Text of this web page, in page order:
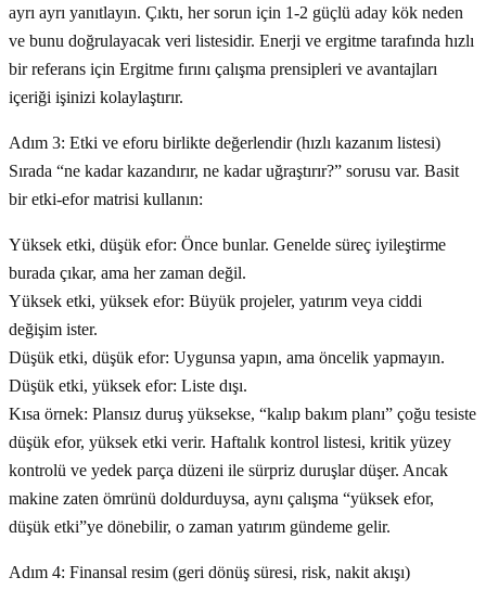
ayrı ayrı yanıtlayın. Çıktı, her sorun için 1-2 güçlü aday kök neden
ve bunu doğrulayacak veri listesidir. Enerji ve ergitme tarafında hızlı
bir referans için Ergitme fırını çalışma prensipleri ve avantajları
içeriği işinizi kolaylaştırır.
Adım 3: Etki ve eforu birlikte değerlendir (hızlı kazanım listesi)
Sırada “ne kadar kazandırır, ne kadar uğraştırır?” sorusu var. Basit
bir etki-efor matrisi kullanın:
Yüksek etki, düşük efor: Önce bunlar. Genelde süreç iyileştirme
burada çıkar, ama her zaman değil.
Yüksek etki, yüksek efor: Büyük projeler, yatırım veya ciddi
değişim ister.
Düşük etki, düşük efor: Uygunsa yapın, ama öncelik yapmayın.
Düşük etki, yüksek efor: Liste dışı.
Kısa örnek: Plansız duruş yüksekse, “kalıp bakım planı” çoğu tesiste
düşük efor, yüksek etki verir. Haftalık kontrol listesi, kritik yüzey
kontrolü ve yedek parça düzeni ile sürpriz duruşlar düşer. Ancak
makine zaten ömrünü doldurduysa, aynı çalışma “yüksek efor,
düşük etki”ye dönebilir, o zaman yatırım gündeme gelir.
Adım 4: Finansal resim (geri dönüş süresi, risk, nakit akışı)